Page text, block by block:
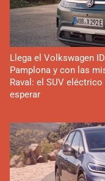
Llega el Volkswagen
Pamplona y con las
Raval: el SUV
esperar